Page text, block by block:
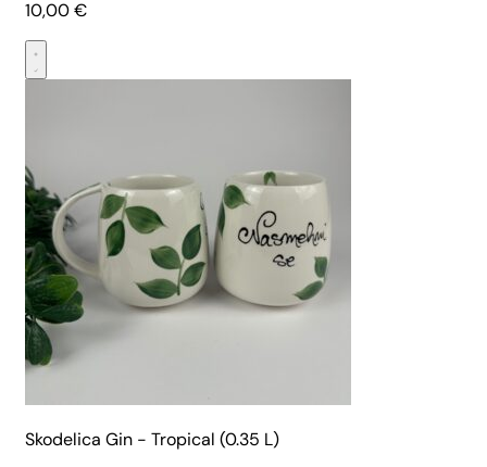
10,00€
Skodelica Gin - Tropical (0.35 L)